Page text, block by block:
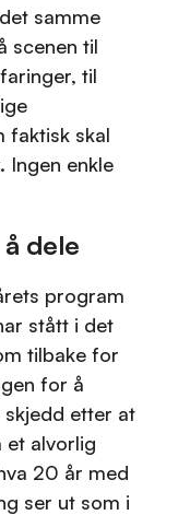
samme
scenen til
til
faktisk skal
Ingen enkle
dele
program
stått i det
tilbake for
for å
etter at
et alvorlig
20 år med
ser ut som i